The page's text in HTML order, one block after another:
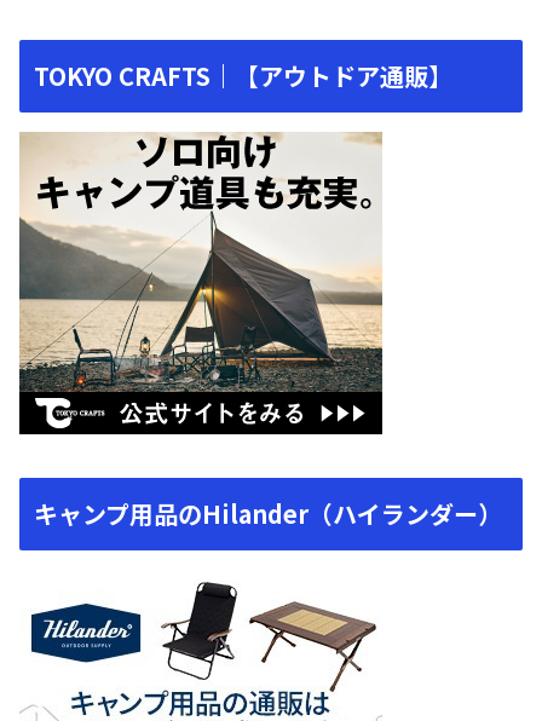
TOKYO CRAFTS｜【アウトドア通販】
キャンプ用品のHilander（ハイランダー）